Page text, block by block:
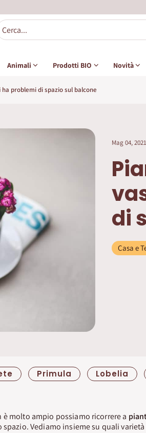
Animali Prodotti BIO Novità
problemi di spazio sul balcone
Mag 04, 2021
di
Casa e
Primula Lobelia
molto ampio possiamo ricorrere a
Vediamo insieme su quali